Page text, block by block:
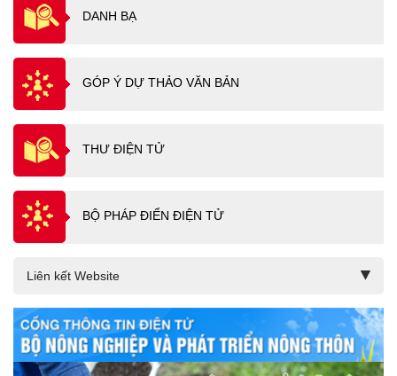
DANH BẠ
GÓP Ý DỰ THẢO VĂN BẢN
THƯ ĐIỆN TỬ
BỘ PHÁP ĐIỂN ĐIỆN TỬ